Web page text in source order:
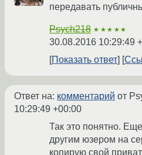
передавать
Psych218 ★★★★★
30.08.2016 10:29:49
Показать ответ
Ответ на: комментарий от
10:29:49 +00:00
Так это понятно.
другим юзером на
копирую свой